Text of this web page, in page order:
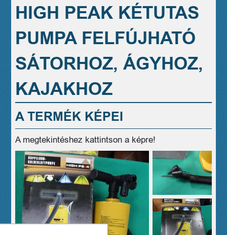
HIGH PEAK KÉTUTAS
PUMPA FELFÚJHATÓ
SÁTORHOZ, ÁGYHOZ,
KAJAKHOZ
A TERMÉK KÉPEI
A megtekintéshez kattintson a képre!